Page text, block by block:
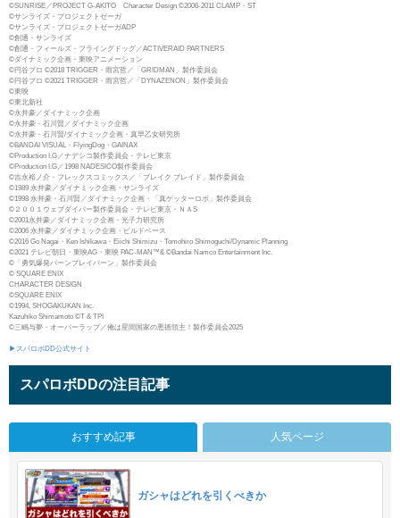
©SUNRISE／PROJECT G-AKITO Character Design ©2006-2011 CLAMP・ST
©サンライズ・プロジェクトゼーガ
©サンライズ・プロジェクトゼーガADP
©創通・サンライズ
©創通・フィールズ・フライングドッグ／ACTIVERAID PARTNERS
©ダイナミック企画・東映アニメーション
©円谷プロ ©2018 TRIGGER・雨宮哲／「GRIDMAN」製作委員会
©円谷プロ ©2021 TRIGGER・雨宮哲／「DYNAZENON」製作委員会
©東映
©東北新社
©永井豪／ダイナミック企画
©永井豪・石川賢／ダイナミック企画
©永井豪・石川賢/ダイナミック企画・真早乙女研究所
©BANDAI VISUAL・FlyingDog・GAINAX
©Production I.G／ナデシコ製作委員会・テレビ東京
©Production I.G／1998 NADESICO製作委員会
©吉永裕ノ介・フレックスコミックス／「ブレイク ブレイド」製作委員会
©1989 永井豪／ダイナミック企画・サンライズ
©1998 永井豪・石川賢／ダイナミック企画・「真ゲッターロボ」製作委員会
©２００１ウェブダイバー製作委員会・テレビ東京・ＮＡS
©2001永井豪／ダイナミック企画・光子力研究所
©2006 永井豪／ダイナミック企画・ビルドベース
©2016 Go Nagai・Ken Ishikawa・Eiichi Shimizu・Tomohiro Shimoguchi/Dynamic Planning
©2021 テレビ朝日・東映AG・東映 PAC-MAN™& ©Bandai Namco Entertainment Inc.
©「勇気爆発バーンブレイバーン」製作委員会
© SQUARE ENIX
CHARACTER DESIGN
©SQUARE ENIX
©1994, SHOGAKUKAN Inc.
Kazuhiko Shimamoto ©T & TPI
©三嶋与夢・オーバーラップ／俺は星間国家の悪徳領主！製作委員会2025
▶スパロボDD公式サイト
スパロボDDの注目記事
おすすめ記事 人気ページ
ガシャはどれを引くべきか